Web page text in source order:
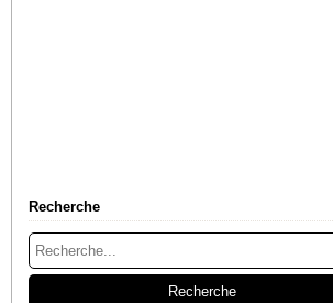
Recherche